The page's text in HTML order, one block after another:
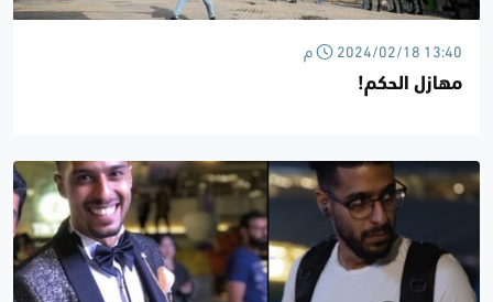
2024/02/18 13:40 م
مهازل الحكم!